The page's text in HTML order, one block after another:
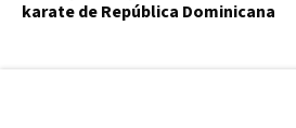
karate de República Dominicana